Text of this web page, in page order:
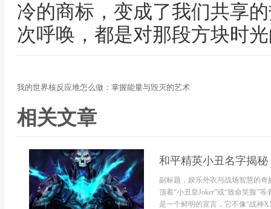
冷的商标，变成了我们共享
次呼唤，都是对那段方块时
我的世界核反应堆怎么做：掌握能量与毁灭的艺术
相关文章
和平精英小丑名字揭
副标题，娱乐外衣与战场智慧的
顶着“小丑皇Joker”或“致命笑脸”
是一个鲜明的宣言，它不像“战神